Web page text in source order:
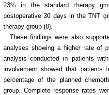
23% in the standard therapy
postoperative 30 days in the TNT
therapy group (8).
These findings were also
analyses showing a higher rate of
analysis conducted in patients
involvement showed that patients
percentage of the planned
group. Complete response rates